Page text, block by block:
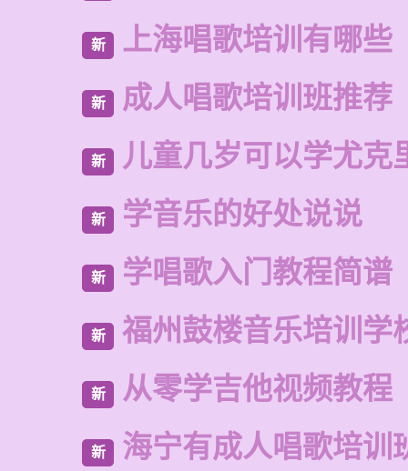
新 上海唱歌培训有哪些
新 成人唱歌培训班推荐
新 儿童几岁可以学尤克
新 学音乐的好处说说
新 学唱歌入门教程简谱
新 福州鼓楼音乐培训学
新 从零学吉他视频教程
新 海宁有成人唱歌培训